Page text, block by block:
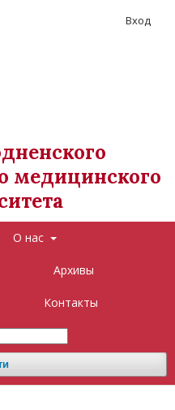
медицинского
О нас
Архивы
Контакты
Вход